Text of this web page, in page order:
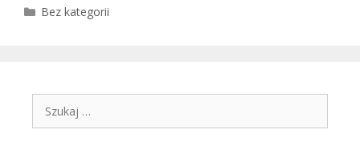
Kategorie
Bez kategorii
Szukaj: